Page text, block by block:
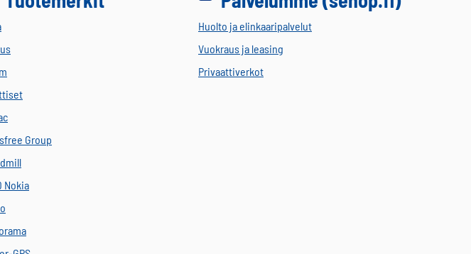
Group
Nokia
Huolto ja elinkaaripalvelut
Vuokraus ja leasing
Privaattiverkot